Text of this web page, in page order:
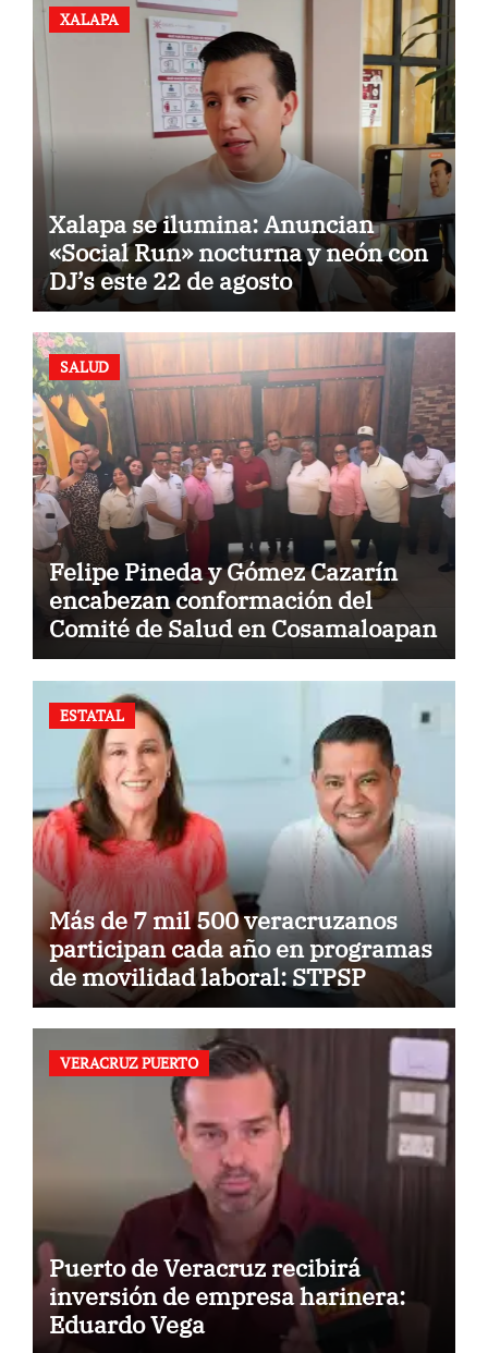
XALAPA
Xalapa se ilumina: Anuncian
«Social Run» nocturna y neón con
DJ’s este 22 de agosto
SALUD
Felipe Pineda y Gómez Cazarín
encabezan conformación del
Comité de Salud en Cosamaloapan
ESTATAL
Más de 7 mil 500 veracruzanos
participan cada año en programas
de movilidad laboral: STPSP
VERACRUZ PUERTO
Puerto de Veracruz recibirá
inversión de empresa harinera:
Eduardo Vega